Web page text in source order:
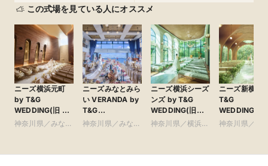
この式場を見ている人にオススメ
ニーズ横浜元町
by T&G
WEDDING(旧 山
手迎賓館 横浜)
神奈川県／みなと
内
ニーズみなとみら
い VERANDA by
T&G
WEDDING(旧 ベ
神奈川県／みなと
内
ニーズ横浜シーズ
ンズ by T&G
WEDDING(旧
ザ・シーズンズ)
神奈川県／横浜・
ニーズ新横浜
T&G
WEDDING(旧
クアテラス迎
神奈川県／横